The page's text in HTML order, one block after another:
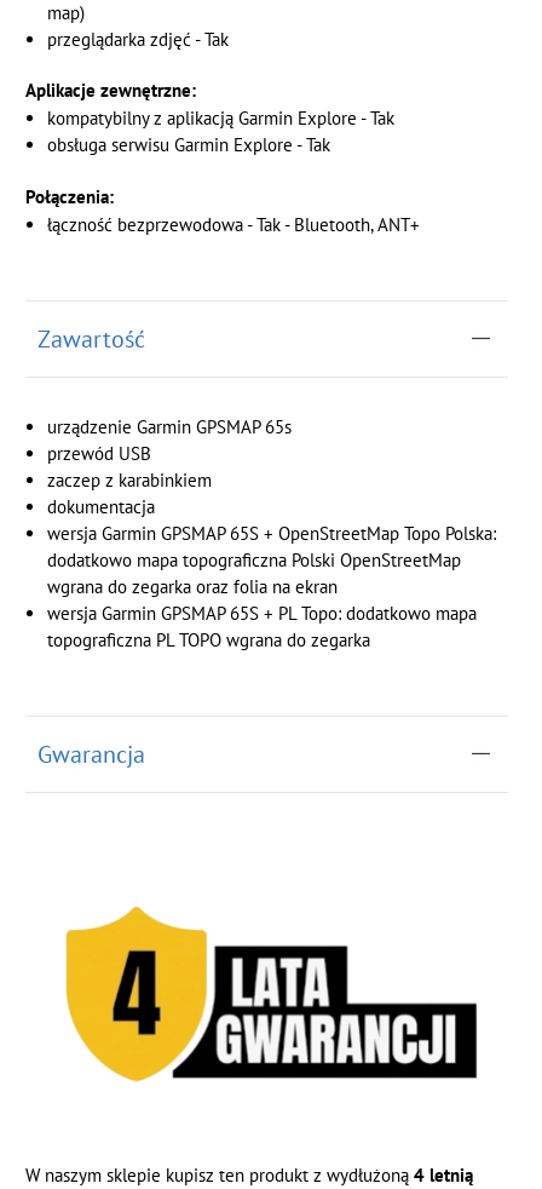
map)
przeglądarka zdjęć - Tak
Aplikacje zewnętrzne:
kompatybilny z aplikacją Garmin Explore - Tak
obsługa serwisu Garmin Explore - Tak
Połączenia:
łączność bezprzewodowa - Tak - Bluetooth, ANT+
Zawartość
urządzenie Garmin GPSMAP 65s
przewód USB
zaczep z karabinkiem
dokumentacja
wersja Garmin GPSMAP 65S + OpenStreetMap Topo Polska:
dodatkowo mapa topograficzna Polski OpenStreetMap
wgrana do zegarka oraz folia na ekran
wersja Garmin GPSMAP 65S + PL Topo: dodatkowo mapa
topograficzna PL TOPO wgrana do zegarka
Gwarancja
W naszym sklepie kupisz ten produkt z wydłużoną 4 letnią